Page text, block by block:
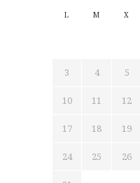
L M X
3 4 5
10 11 12
17 18 19
24 25 26